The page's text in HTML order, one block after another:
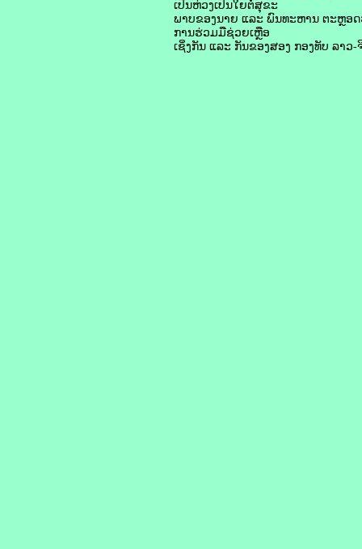
ເປັນຫ່ວງເປັນໃຍຕໍ່ສຸຂະ
ພາບຂອງນາຍ ແລະ ພົນທະຫານ ຕະຫຼອດ
ການຮ່ວມມືຊ່ວຍເຫຼືອ
ເຊິ່ງກັນ ແລະ ກັນຂອງສອງ ກອງທັບ ລາ